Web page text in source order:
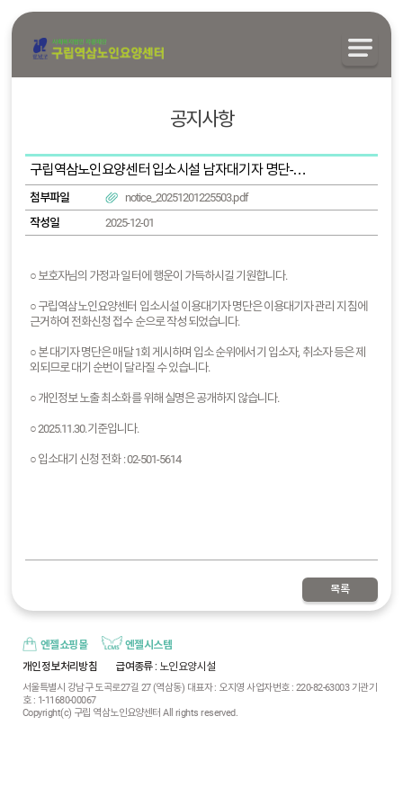
공지사항
구립역삼노인요양센터 입소시설 남자대기자 명단-2025.11.30.기준
첨부파일
notice_20251201225503.pdf
작성일
2025-12-01
○ 보호자님의 가정과 일터에 행운이 가득하시길 기원합니다.
○ 구립역삼노인요양센터 입소시설 이용대기자 명단은 이용대기자 관리 지침에
근거하여 전화신청 접수 순으로 작성 되었습니다.
○ 본 대기자 명단은 매달 1회 게시하며 입소 순위에서 기 입소자, 취소자 등은 제
외되므로 대기 순번이 달라질 수 있습니다.
○ 개인정보 노출 최소화를 위해 실명은 공개하지 않습니다.
○ 2025.11.30.기준입니다.
○ 입소대기 신청 전화 : 02-501-5614
목록
엔젤쇼핑몰
엔젤시스템
개인정보처리방침
급여종류 : 노인요양시설
서울특별시 강남구 도곡로27길 27 (역삼동) 대표자 : 오지영 사업자번호 : 220-82-63003 기관기
호 : 1-11680-00067
Copyright(c) 구립 역삼노인요양센터 All rights reserved.